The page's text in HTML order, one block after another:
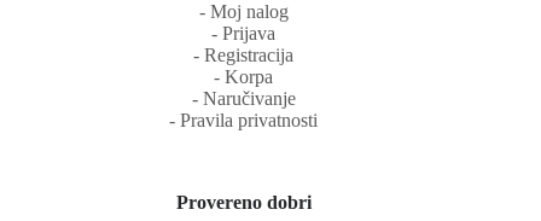
‐ Moj nalog
‐ Prijava
‐ Registracija
‐ Korpa
‐ Naručivanje
‐ Pravila privatnosti
Provereno dobri